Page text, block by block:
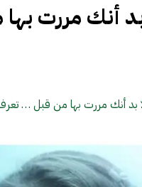
بد أنك مررت
بد أنك مررت بها من قبل …